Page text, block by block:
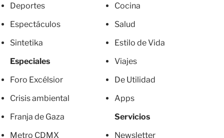
Deportes
Espectáculos
Sintetika
Especiales
Foro Excélsior
Crisis ambiental
Franja de Gaza
Metro CDMX
Cocina
Salud
Estilo de Vida
Viajes
De Utilidad
Apps
Servicios
Newsletter